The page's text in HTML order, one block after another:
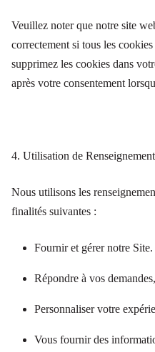
Veuillez noter que notre site
correctement si tous les
supprimez les cookies dans
après votre consentement
4. Utilisation de
Nous utilisons les
finalités suivantes :
Fournir et gérer notre Site.
Répondre à vos
Personnaliser votre
Vous fournir des